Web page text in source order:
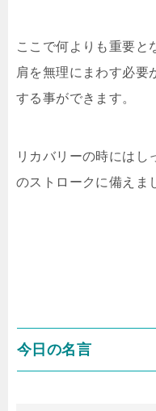
ここで何よりも重要と
肩を無理にまわす必要
する事ができます。
リカバリーの時にはし
のストロークに備えま
今日の名言